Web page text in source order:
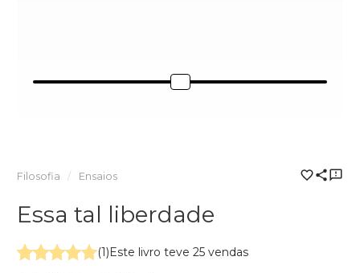
Filosofia Ensaios
Essa tal liberdade
(1)Este livro teve 25 vendas